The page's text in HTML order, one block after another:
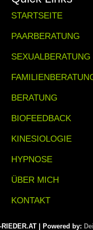
STARTSEITE
PAARBERATUNG
SEXUALBERATUNG
BERATUNG
BIOFEEDBACK
KINESIOLOGIE
HYPNOSE
ÜBER MICH
KONTAKT
| Powered by: